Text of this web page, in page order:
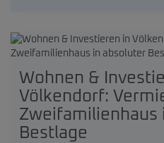
Wohnen &
Völkendorf:
Zweifamilienhaus
Bestlage